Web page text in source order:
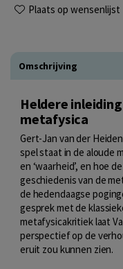
Plaats op wensenlijst
Omschrijving
Heldere
metafysica
Gert-Jan van der
spel staat in de aloude
en ‘waarheid’, en hoe
geschiedenis van de
de hedendaagse
gesprek met de
metafysicakritiek laat
perspectief op de
eruit zou kunnen zien.